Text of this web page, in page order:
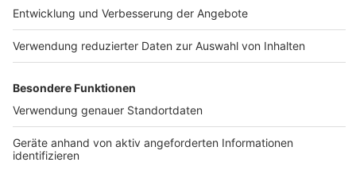
Teilnahme­bedingungen
Geschäfts­bedingungen
ANTENNE BAYERN GROUP
Studio-Hotline
Werbung